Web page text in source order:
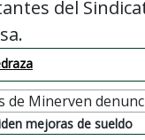
del
mejoras de sueldo